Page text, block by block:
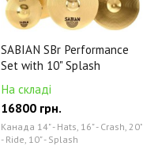
SABIAN SBr Performance
Set with 10" Splash
На складі
16800 грн.
Канада 14" - Hats, 16" - Crash, 20"
- Ride, 10" - Splash